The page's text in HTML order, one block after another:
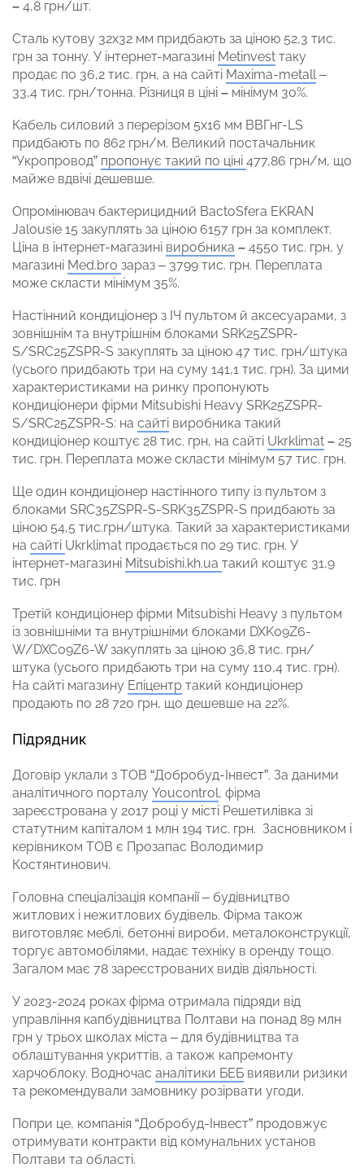
– 4,8 грн/шт.
Сталь кутову 32х32 мм придбають за ціною 52,3 тис.
грн за тонну. У інтернет-магазині Мetinvest таку
продає по 36,2 тис. грн, а на сайті Мaxima-metall –
33,4 тис. грн/тонна. Різниця в ціні – мінімум 30%.
Кабель силовий з перерізом 5х16 мм ВВГнг-LS
придбають по 862 грн/м. Великий постачальник
“Укропровод” пропонує такий по ціні 477,86 грн/м, що
майже вдвічі дешевше.
Опромінювач бактерицидний BactoSfera EKRAN
Jalousie 15 закуплять за ціною 6157 грн за комплект.
Ціна в інтернет-магазині виробника – 4550 тис. грн, у
магазині Мed.bro зараз – 3799 тис. грн. Переплата
може скласти мінімум 35%.
Настінний кондиціонер з ІЧ пультом й аксесуарами, з
зовнішнім та внутрішнім блоками SRK25ZSPR-
S/SRC25ZSPR-S закуплять за ціною 47 тис. грн/штука
(усього придбають три на суму 141,1 тис. грн). За цими
характеристиками на ринку пропонують
кондиціонери фірми Mitsubishi Heavy SRK25ZSPR-
S/SRC25ZSPR-S: на сайті виробника такий
кондиціонер коштує 28 тис. грн, на сайті Ukrklimat – 25
тис. грн. Переплата може скласти мінімум 57 тис. грн.
Ще один кондиціонер настінного типу із пультом з
блоками SRC35ZSPR-S-SRK35ZSPR-S придбають за
ціною 54,5 тис.грн/штука. Такий за характеристиками
на сайті Ukrklimat продається по 29 тис. грн. У
інтернет-магазині Мitsubishi.kh.ua такий коштує 31,9
тис. грн
Третій кондиціонер фірми Mitsubishi Heavy з пультом
із зовнішніми та внутрішніми блоками DXK09Z6-
W/DXC09Z6-W закуплять за ціною 36,8 тис. грн/
штука (усього придбають три на суму 110,4 тис. грн).
На сайті магазину Епіцентр такий кондиціонер
продають по 28 720 грн, що дешевше на 22%.
Підрядник
Договір уклали з ТОВ “Добробуд-Інвест”. За даними
аналітичного порталу Youcontrol, фірма
зареєстрована у 2017 році у місті Решетилівка зі
статутним капіталом 1 млн 194 тис. грн. Засновником і
керівником ТОВ є Прозапас Володимир
Костянтинович.
Головна спеціалізація компанії – будівництво
житлових і нежитлових будівель. Фірма також
виготовляє меблі, бетонні вироби, металоконструкції,
торгує автомобілями, надає техніку в оренду тощо.
Загалом має 78 зареєстрованих видів діяльності.
У 2023-2024 роках фірма отримала підряди від
управління капбудівництва Полтави на понад 89 млн
грн у трьох школах міста – для будівництва та
облаштування укриттів, а також капремонту
харчоблоку. Водночас аналітики БЕБ виявили ризики
та рекомендували замовнику розірвати угоди.
Попри це, компанія “Добробуд-Інвест” продовжує
отримувати контракти від комунальних установ
Полтави та області.